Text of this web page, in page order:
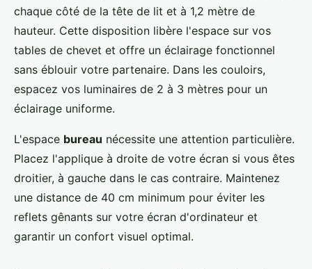
chaque côté de la tête de lit et à 1,2 mètre de
hauteur. Cette disposition libère l'espace sur vos
tables de chevet et offre un éclairage fonctionnel
sans éblouir votre partenaire. Dans les couloirs,
espacez vos luminaires de 2 à 3 mètres pour un
éclairage uniforme.
L'espace bureau nécessite une attention particulière.
Placez l'applique à droite de votre écran si vous êtes
droitier, à gauche dans le cas contraire. Maintenez
une distance de 40 cm minimum pour éviter les
reflets gênants sur votre écran d'ordinateur et
garantir un confort visuel optimal.